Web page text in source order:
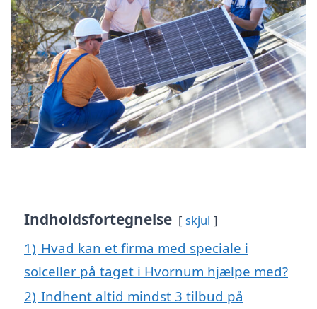
Indholdsfortegnelse skjul
1) Hvad kan et firma med speciale i
solceller på taget i Hvornum hjælpe med?
2) Indhent altid mindst 3 tilbud på